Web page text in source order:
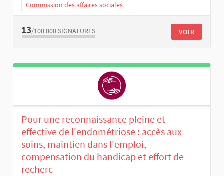
Commission des affaires sociales
13/100 000 SIGNATURES VOIR
Pour une reconnaissance pleine et
effective de l'endométriose : accès aux
soins, maintien dans l'emploi,
compensation du handicap et effort de
recherc